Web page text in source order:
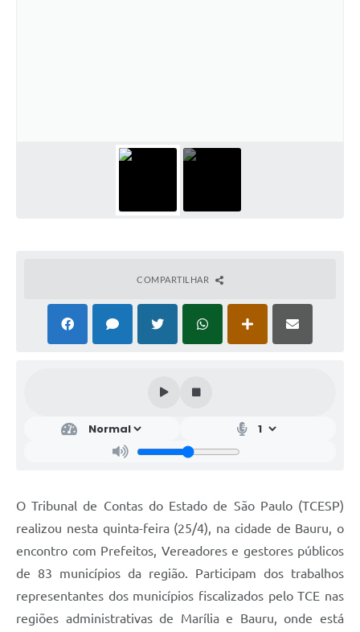
COMPARTILHAR
O Tribunal de Contas do Estado de São Paulo (TCESP)
realizou nesta quinta-feira (25/4), na cidade de Bauru, o
encontro com Prefeitos, Vereadores e gestores públicos
de 83 municípios da região. Participam dos trabalhos
representantes dos municípios fiscalizados pelo TCE nas
regiões administrativas de Marília e Bauru, onde está